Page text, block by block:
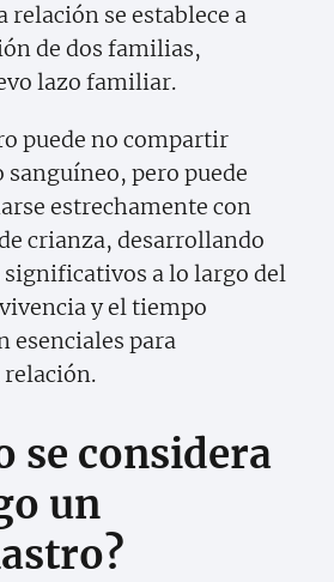
relación se establece a
de dos familias,
lazo familiar.
puede no compartir
pero puede
estrechamente con
crianza, desarrollando
a lo largo del
y el tiempo
esenciales para
se considera
un